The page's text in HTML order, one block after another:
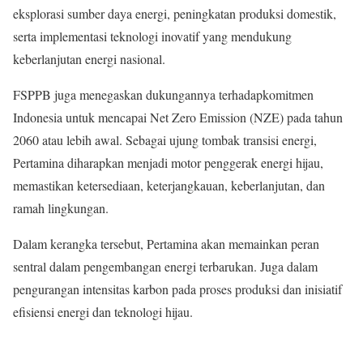
eksplorasi sumber daya energi, peningkatan produksi domestik,
serta implementasi teknologi inovatif yang mendukung
keberlanjutan energi nasional.
FSPPB juga menegaskan dukungannya terhadapkomitmen
Indonesia untuk mencapai Net Zero Emission (NZE) pada tahun
2060 atau lebih awal. Sebagai ujung tombak transisi energi,
Pertamina diharapkan menjadi motor penggerak energi hijau,
memastikan ketersediaan, keterjangkauan, keberlanjutan, dan
ramah lingkungan.
Dalam kerangka tersebut, Pertamina akan memainkan peran
sentral dalam pengembangan energi terbarukan. Juga dalam
pengurangan intensitas karbon pada proses produksi dan inisiatif
efisiensi energi dan teknologi hijau.